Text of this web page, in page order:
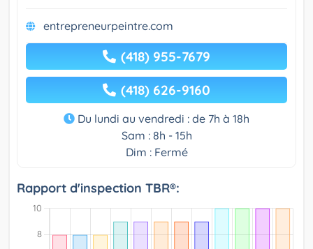
entrepreneurpeintre.com
(418) 955-7679
(418) 626-9160
Du lundi au vendredi : de 7h à 18h
Sam : 8h - 15h
Dim : Fermé
Rapport d'inspection TBR®: